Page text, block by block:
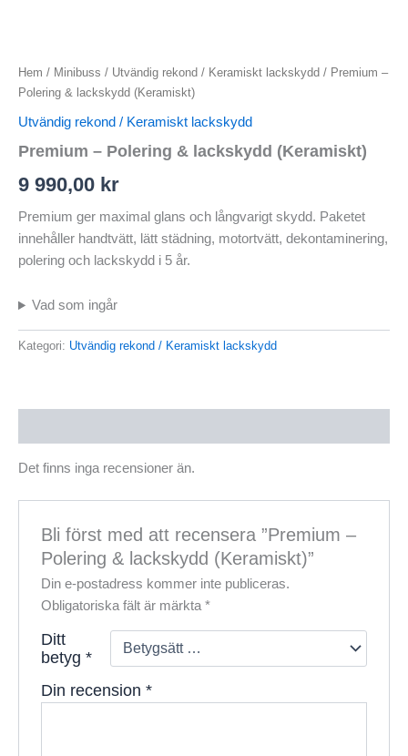
Hem / Minibuss / Utvändig rekond / Keramiskt lackskydd / Premium –
Polering & lackskydd (Keramiskt)
Utvändig rekond / Keramiskt lackskydd
Premium – Polering & lackskydd (Keramiskt)
9 990,00 kr
Premium ger maximal glans och långvarigt skydd. Paketet
innehåller handtvätt, lätt städning, motortvätt, dekontaminering,
polering och lackskydd i 5 år.
Vad som ingår
Kategori: Utvändig rekond / Keramiskt lackskydd
Det finns inga recensioner än.
Bli först med att recensera ”Premium –
Polering & lackskydd (Keramiskt)”
Din e-postadress kommer inte publiceras.
Obligatoriska fält är märkta*
Ditt
betyg*
Din recension*